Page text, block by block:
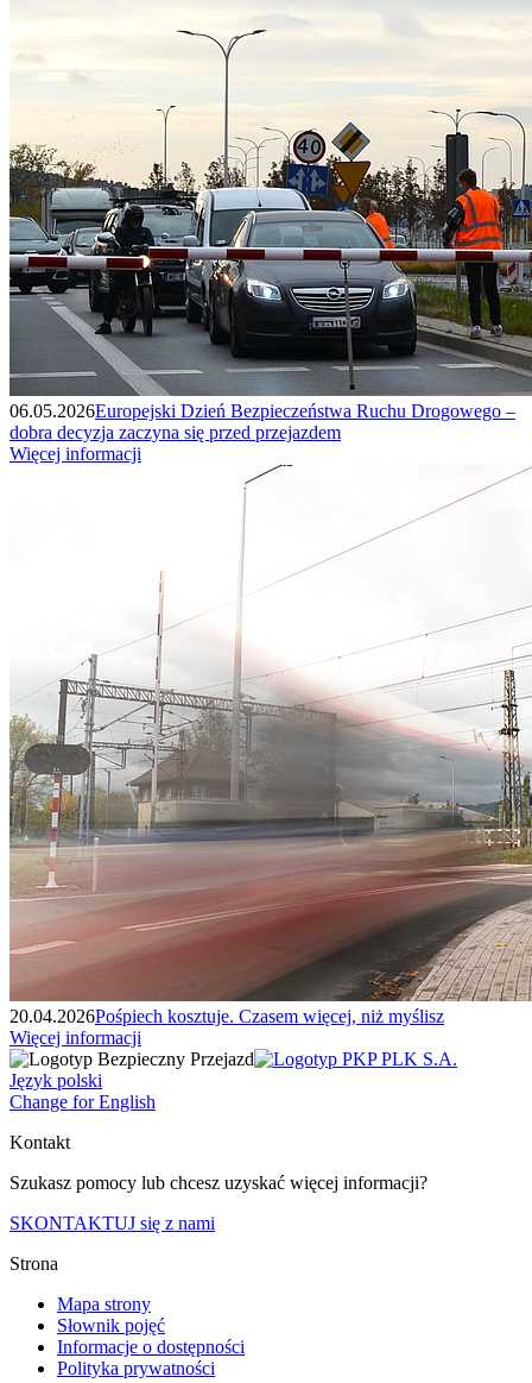
06.05.2026Europejski Dzień Bezpieczeństwa Ruchu Drogowego –
dobra decyzja zaczyna się przed przejazdem
Więcej informacji
20.04.2026Pośpiech kosztuje. Czasem więcej, niż myślisz
Więcej informacji
Język polski
Change for English
Kontakt
Szukasz pomocy lub chcesz uzyskać więcej informacji?
SKONTAKTUJ się z nami
Strona
Mapa strony
Słownik pojęć
Informacje o dostępności
Polityka prywatności